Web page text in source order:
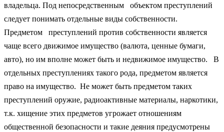
владельца. Под непосредственным объектом преступлений
следует понимать отдельные виды собственности.
Предметом преступлений против собственности является
чаще всего движимое имущество (валюта, ценные бумаги,
авто), но им вполне может быть и недвижимое имущество. В
отдельных преступлениях такого рода, предметом является
право на имущество. Не может быть предметом таких
преступлений оружие, радиоактивные материалы, наркотики,
т.к. хищение этих предметов угрожает отношениям
общественной безопасности и такие деяния предусмотрены